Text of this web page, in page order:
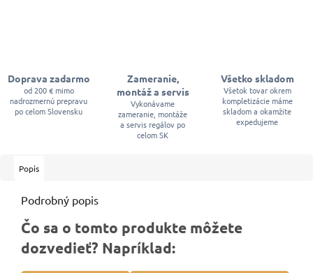
Doprava zadarmo
od 200 € mimo
nadrozmernú prepravu
po celom Slovensku
Zameranie,
montáž a servis
Vykonávame
zameranie, montáže
a servis regálov po
celom SK
Všetko skladom
Všetok tovar okrem
kompletizácie máme
skladom a okamžite
expedujeme
Popis
Podrobný popis
Čo sa o tomto produkte môžete
dozvedieť? Napríklad: